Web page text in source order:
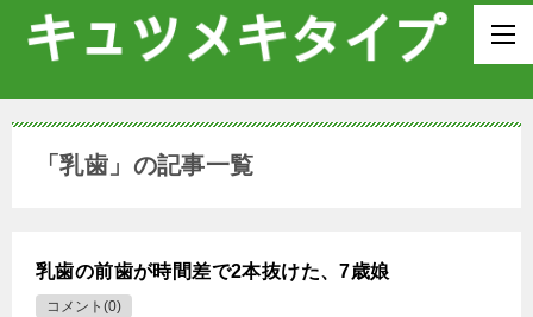
「乳歯」の記事一覧
乳歯の前歯が時間差で2本抜けた、7歳娘
コメント(0)